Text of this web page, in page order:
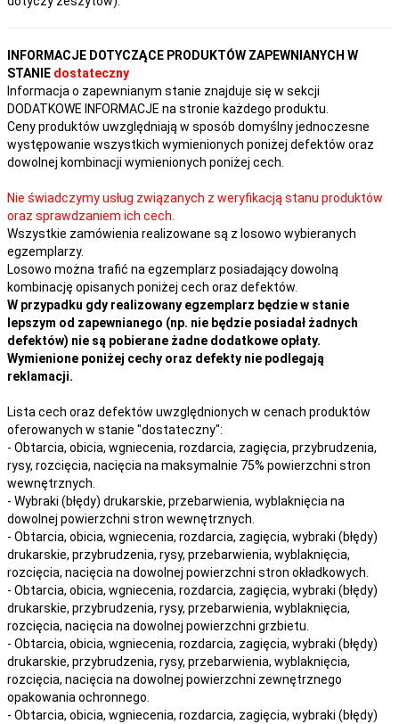
INFORMACJE DOTYCZĄCE PRODUKTÓW ZAPEWNIANYCH W
STANIE dostateczny
Informacja o zapewnianym stanie znajduje się w sekcji
DODATKOWE INFORMACJE na stronie każdego produktu.
Ceny produktów uwzględniają w sposób domyślny jednoczesne
występowanie wszystkich wymienionych poniżej defektów oraz
dowolnej kombinacji wymienionych poniżej cech.
Nie świadczymy usług związanych z weryfikacją stanu produktów
oraz sprawdzaniem ich cech.
Wszystkie zamówienia realizowane są z losowo wybieranych
egzemplarzy.
Losowo można trafić na egzemplarz posiadający dowolną
kombinację opisanych poniżej cech oraz defektów.
W przypadku gdy realizowany egzemplarz będzie w stanie
lepszym od zapewnianego (np. nie będzie posiadał żadnych
defektów) nie są pobierane żadne dodatkowe opłaty.
Wymienione poniżej cechy oraz defekty nie podlegają
reklamacji.
Lista cech oraz defektów uwzględnionych w cenach produktów
oferowanych w stanie "dostateczny":
- Obtarcia, obicia, wgniecenia, rozdarcia, zagięcia, przybrudzenia,
rysy, rozcięcia, nacięcia na maksymalnie 75% powierzchni stron
wewnętrznych.
- Wybraki (błędy) drukarskie, przebarwienia, wyblaknięcia na
dowolnej powierzchni stron wewnętrznych.
- Obtarcia, obicia, wgniecenia, rozdarcia, zagięcia, wybraki (błędy)
drukarskie, przybrudzenia, rysy, przebarwienia, wyblaknięcia,
rozcięcia, nacięcia na dowolnej powierzchni stron okładkowych.
- Obtarcia, obicia, wgniecenia, rozdarcia, zagięcia, wybraki (błędy)
drukarskie, przybrudzenia, rysy, przebarwienia, wyblaknięcia,
rozcięcia, nacięcia na dowolnej powierzchni grzbietu.
- Obtarcia, obicia, wgniecenia, rozdarcia, zagięcia, wybraki (błędy)
drukarskie, przybrudzenia, rysy, przebarwienia, wyblaknięcia,
rozcięcia, nacięcia na dowolnej powierzchni zewnętrznego
opakowania ochronnego.
- Obtarcia, obicia, wgniecenia, rozdarcia, zagięcia, wybraki (błędy)